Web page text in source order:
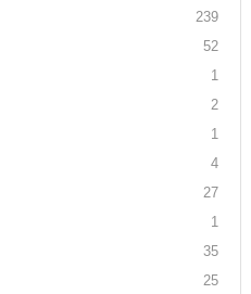
239
52
1
2
1
4
27
1
35
25